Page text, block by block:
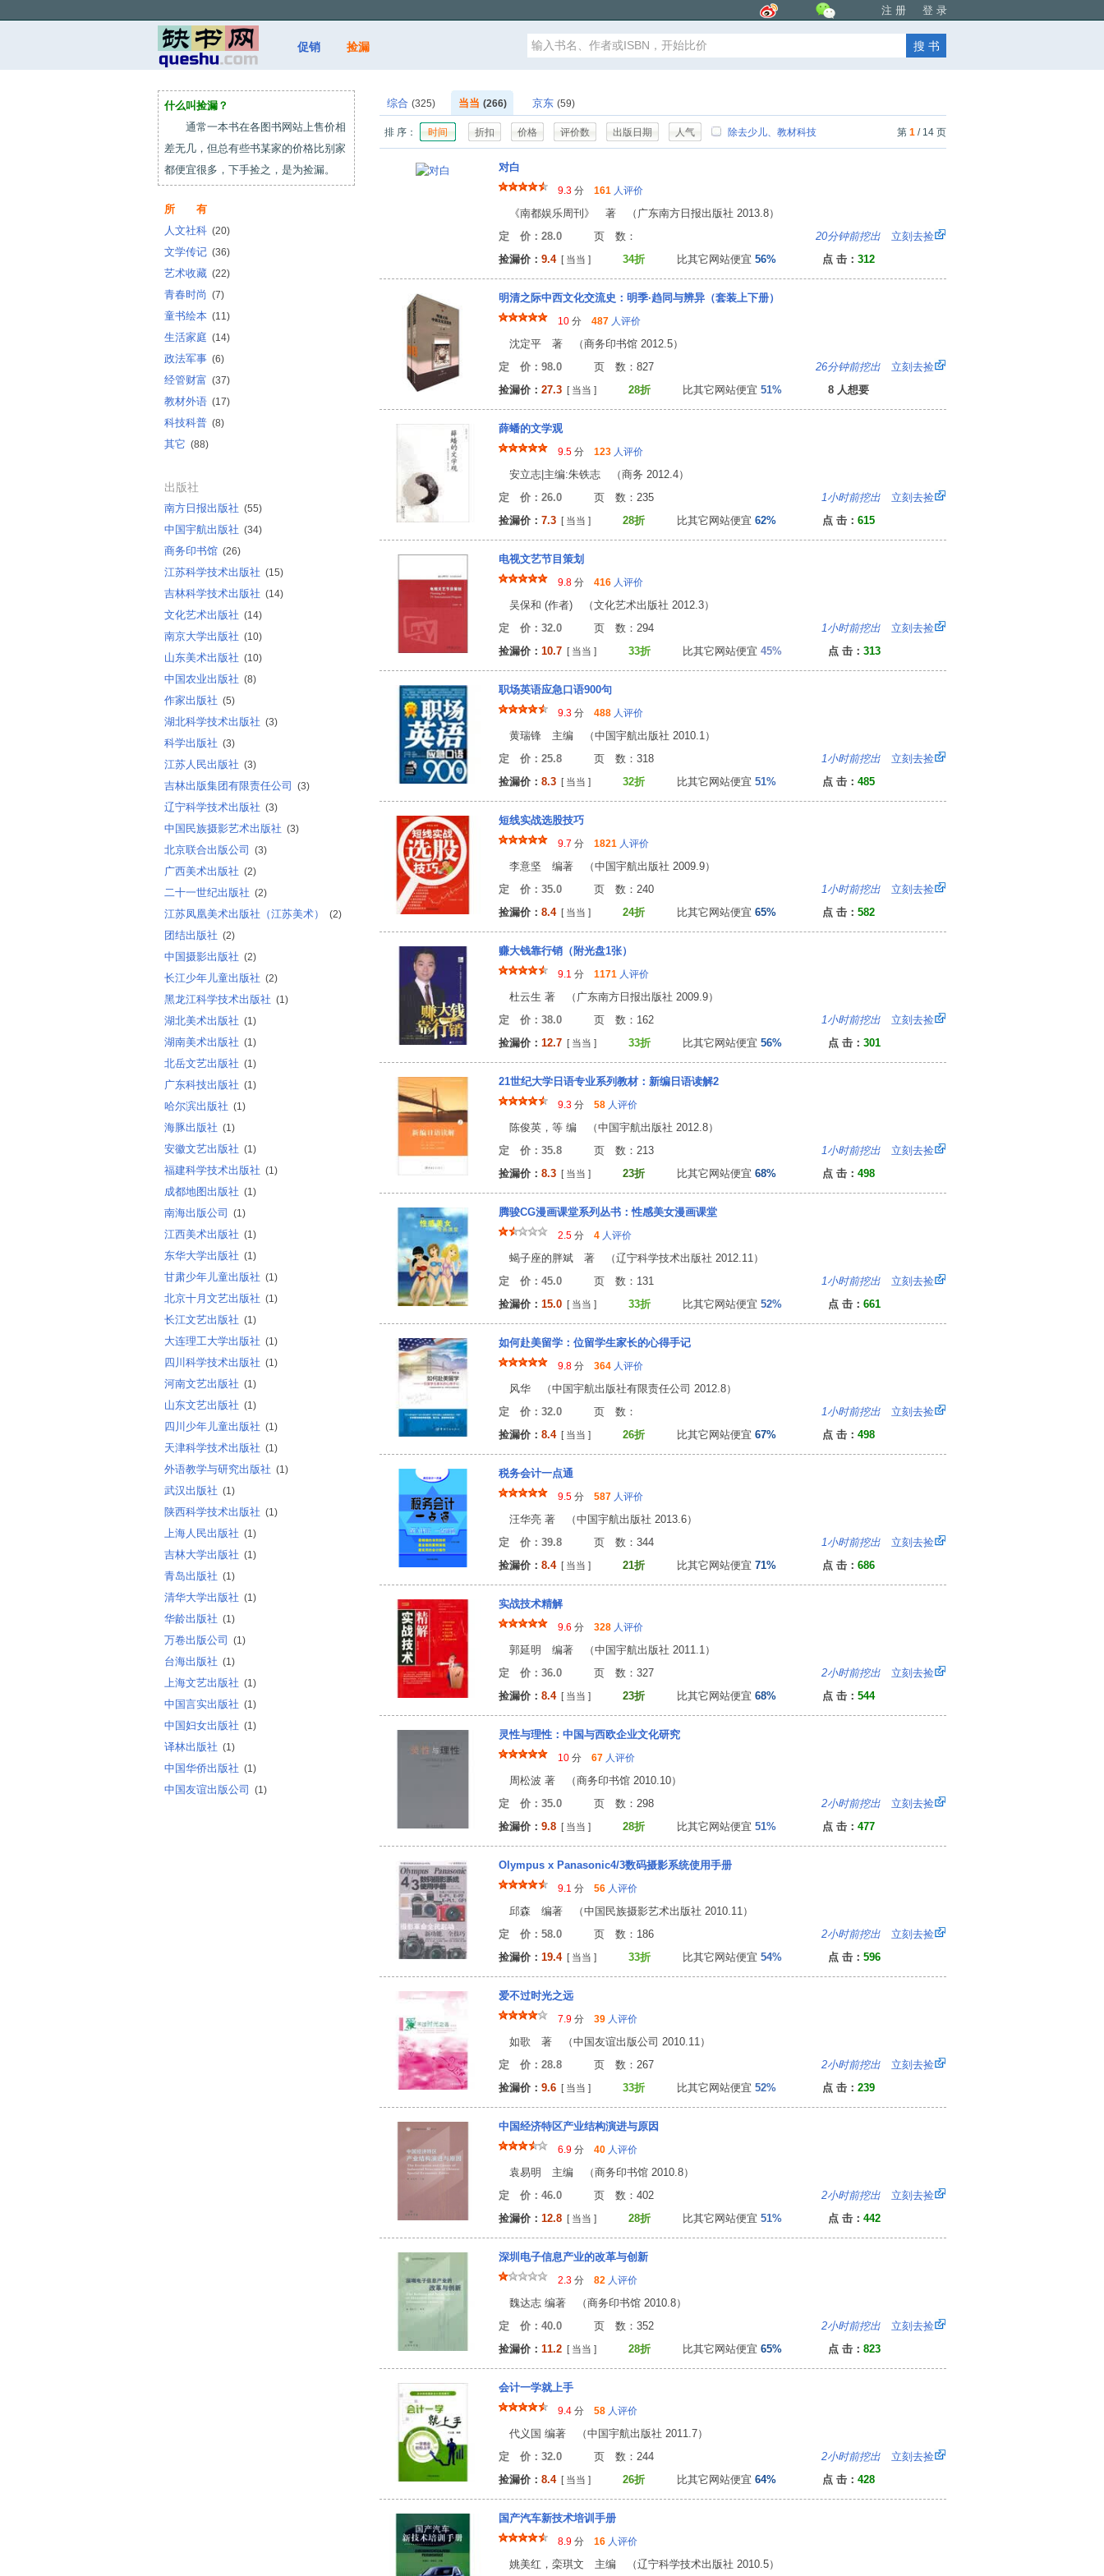
注 册 登 录
促销 捡漏
什么叫捡漏？
通常一本书在各图书网站上售价相
差无几，但总有些书某家的价格比别家
都便宜很多，下手捡之，是为捡漏。
所 有
人文社科 (20)
文学传记 (36)
艺术收藏 (22)
青春时尚 (7)
童书绘本 (11)
生活家庭 (14)
政法军事 (6)
经管财富 (37)
教材外语 (17)
科技科普 (8)
其它 (88)
出版社
南方日报出版社 (55)
中国宇航出版社 (34)
商务印书馆 (26)
江苏科学技术出版社 (15)
吉林科学技术出版社 (14)
文化艺术出版社 (14)
南京大学出版社 (10)
山东美术出版社 (10)
中国农业出版社 (8)
作家出版社 (5)
湖北科学技术出版社 (3)
科学出版社 (3)
江苏人民出版社 (3)
吉林出版集团有限责任公司 (3)
辽宁科学技术出版社 (3)
中国民族摄影艺术出版社 (3)
北京联合出版公司 (3)
广西美术出版社 (2)
二十一世纪出版社 (2)
江苏凤凰美术出版社（江苏美术） (2)
团结出版社 (2)
中国摄影出版社 (2)
长江少年儿童出版社 (2)
黑龙江科学技术出版社 (1)
湖北美术出版社 (1)
湖南美术出版社 (1)
北岳文艺出版社 (1)
广东科技出版社 (1)
哈尔滨出版社 (1)
海豚出版社 (1)
安徽文艺出版社 (1)
福建科学技术出版社 (1)
成都地图出版社 (1)
南海出版公司 (1)
江西美术出版社 (1)
东华大学出版社 (1)
甘肃少年儿童出版社 (1)
北京十月文艺出版社 (1)
长江文艺出版社 (1)
大连理工大学出版社 (1)
四川科学技术出版社 (1)
河南文艺出版社 (1)
山东文艺出版社 (1)
四川少年儿童出版社 (1)
天津科学技术出版社 (1)
外语教学与研究出版社 (1)
武汉出版社 (1)
陕西科学技术出版社 (1)
上海人民出版社 (1)
吉林大学出版社 (1)
青岛出版社 (1)
清华大学出版社 (1)
华龄出版社 (1)
万卷出版公司 (1)
台海出版社 (1)
上海文艺出版社 (1)
中国言实出版社 (1)
中国妇女出版社 (1)
译林出版社 (1)
中国华侨出版社 (1)
中国友谊出版公司 (1)
综合 (325) 当当 (266) 京东 (59)
排 序： 时间 折扣 价格 评价数 出版日期 人气 除去少儿、教材科技 第 1 / 14 页
对白
9.3 分 161 人评价
《南都娱乐周刊》 著 （广东南方日报出版社 2013.8）
定 价：28.0 页 数： 20分钟前挖出 立刻去捡
捡漏价： 9.4[ 当当 ] 34折 比其它网站便宜 56% 点 击： 312
明清之际中西文化交流史：明季·趋同与辨异（套装上下册）
10 分 487 人评价
沈定平 著 （商务印书馆 2012.5）
定 价：98.0 页 数：827 26分钟前挖出 立刻去捡
捡漏价： 27.3 [ 当当 ] 28折 比其它网站便宜 51% 8 人想要
薛蟠的文学观
9.5 分 123 人评价
安立志|主编:朱铁志 （商务 2012.4）
定 价：26.0 页 数：235 1小时前挖出 立刻去捡
捡漏价： 7.3 [ 当当 ] 28折 比其它网站便宜 62% 点 击： 615
电视文艺节目策划
9.8 分 416 人评价
吴保和 (作者) （文化艺术出版社 2012.3）
定 价：32.0 页 数：294 1小时前挖出 立刻去捡
捡漏价： 10.7 [ 当当 ] 33折 比其它网站便宜 45% 点 击： 313
职场英语应急口语900句
9.3 分 488 人评价
黄瑞锋 主编 （中国宇航出版社 2010.1）
定 价：25.8 页 数：318 1小时前挖出 立刻去捡
捡漏价： 8.3 [ 当当 ] 32折 比其它网站便宜 51% 点 击： 485
短线实战选股技巧
9.7 分 1821 人评价
李意坚 编著 （中国宇航出版社 2009.9）
定 价：35.0 页 数：240 1小时前挖出 立刻去捡
捡漏价： 8.4[ 当当 ] 24折 比其它网站便宜 65% 点 击： 582
赚大钱靠行销（附光盘1张）
9.1 分 1171 人评价
杜云生 著 （广东南方日报出版社 2009.9）
定 价：38.0 页 数：162 1小时前挖出 立刻去捡
捡漏价： 12.7 [ 当当 ] 33折 比其它网站便宜 56% 点 击： 301
21世纪大学日语专业系列教材：新编日语读解2
9.3 分 58 人评价
陈俊英，等 编 （中国宇航出版社 2012.8）
定 价：35.8 页 数：213 1小时前挖出 立刻去捡
捡漏价： 8.3 [ 当当 ] 23折 比其它网站便宜 68% 点 击： 498
腾骏CG漫画课堂系列丛书：性感美女漫画课堂
2.5 分 4 人评价
蝎子座的胖斌 著 （辽宁科学技术出版社 2012.11）
定 价：45.0 页 数：131 1小时前挖出 立刻去捡
捡漏价： 15.0 [ 当当 ] 33折 比其它网站便宜 52% 点 击： 661
如何赴美留学：位留学生家长的心得手记
9.8 分 364 人评价
风华 （中国宇航出版社有限责任公司 2012.8）
定 价：32.0 页 数： 1小时前挖出 立刻去捡
捡漏价： 8.4[ 当当 ] 26折 比其它网站便宜 67% 点 击： 498
税务会计一点通
9.5 分 587 人评价
汪华亮 著 （中国宇航出版社 2013.6）
定 价：39.8 页 数：344 1小时前挖出 立刻去捡
捡漏价： 8.4[ 当当 ] 21折 比其它网站便宜 71% 点 击： 686
实战技术精解
9.6 分 328 人评价
郭延明 编著 （中国宇航出版社 2011.1）
定 价：36.0 页 数：327 2小时前挖出 立刻去捡
捡漏价： 8.4[ 当当 ] 23折 比其它网站便宜 68% 点 击： 544
灵性与理性：中国与西欧企业文化研究
10 分 67 人评价
周松波 著 （商务印书馆 2010.10）
定 价：35.0 页 数：298 2小时前挖出 立刻去捡
捡漏价： 9.8 [ 当当 ] 28折 比其它网站便宜 51% 点 击： 477
Olympus x Panasonic4/3数码摄影系统使用手册
9.1 分 56 人评价
邱森 编著 （中国民族摄影艺术出版社 2010.11）
定 价：58.0 页 数：186 2小时前挖出 立刻去捡
捡漏价： 19.4[ 当当 ] 33折 比其它网站便宜 54% 点 击： 596
爱不过时光之远
7.9 分 39 人评价
如歌 著 （中国友谊出版公司 2010.11）
定 价：28.8 页 数：267 2小时前挖出 立刻去捡
捡漏价： 9.6 [ 当当 ] 33折 比其它网站便宜 52% 点 击： 239
中国经济特区产业结构演进与原因
6.9 分 40 人评价
袁易明 主编 （商务印书馆 2010.8）
定 价：46.0 页 数：402 2小时前挖出 立刻去捡
捡漏价： 12.8 [ 当当 ] 28折 比其它网站便宜 51% 点 击： 442
深圳电子信息产业的改革与创新
2.3 分 82 人评价
魏达志 编著 （商务印书馆 2010.8）
定 价：40.0 页 数：352 2小时前挖出 立刻去捡
捡漏价： 11.2 [ 当当 ] 28折 比其它网站便宜 65% 点 击： 823
会计一学就上手
9.4 分 58 人评价
代义国 编著 （中国宇航出版社 2011.7）
定 价：32.0 页 数：244 2小时前挖出 立刻去捡
捡漏价： 8.4[ 当当 ] 26折 比其它网站便宜 64% 点 击： 428
国产汽车新技术培训手册
8.9 分 16 人评价
姚美红，栾琪文 主编 （辽宁科学技术出版社 2010.5）